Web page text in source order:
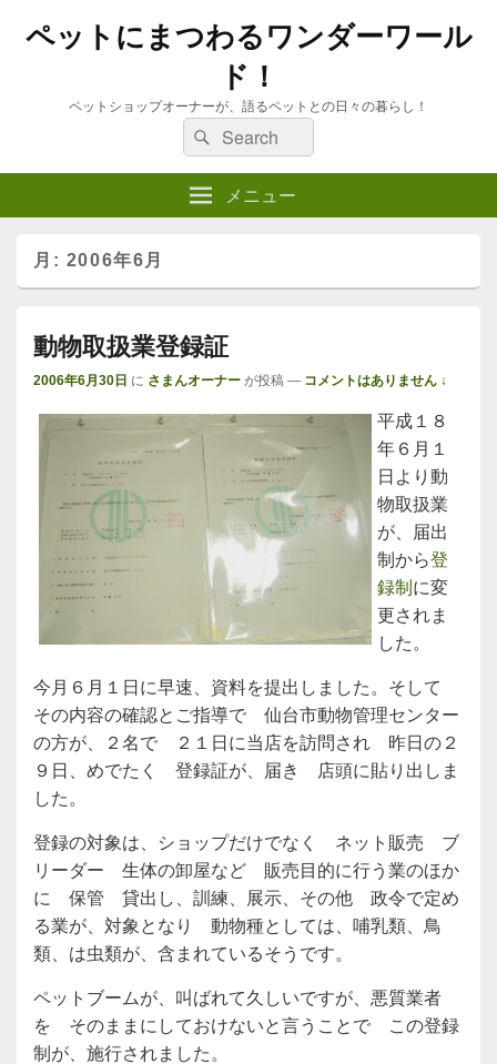
ペットにまつわるワンダーワール
ド！
ペットショップオーナーが、語るペットとの日々の暮らし！
検
索:
検
索
メニュー
月: 2006年6月
動物取扱業登録証
2006年6月30日 に さまんオーナー が投稿 — コメントはありません ↓
平成１８
年６月１
日より動
物取扱業
が、届出
制から登
録制 に変
更されま
した。
今月６月１日に早速、資料を提出しました。そして
その内容の確認とご指導で 仙台市動物管理センター
の方が、２名で ２１日に当店を訪問され 昨日の２
９日、めでたく 登録証が、届き 店頭に貼り出しま
した。
登録の対象は、ショップだけでなく ネット販売 ブ
リーダー 生体の卸屋など 販売目的に行う業のほか
に 保管 貸出し、訓練、展示、その他 政令で定め
る業が、対象となり 動物種としては、哺乳類、鳥
類、は虫類が、含まれているそうです。
ペットブームが、叫ばれて久しいですが、悪質業者
を そのままにしておけないと言うことで この登録
制が、施行されました。